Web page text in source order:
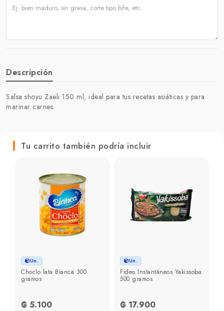
Descripción
Salsa shoyu Zaeli 150 ml, ideal para tus recetas asiáticas y para
marinar carnes.
Tu carrito también podría incluir
Un.
Choclo lata Bianca 300
gramos
₲ 5.100
Un.
Fideo Instantáneos Yakissoba
500 gramos
₲ 17.900